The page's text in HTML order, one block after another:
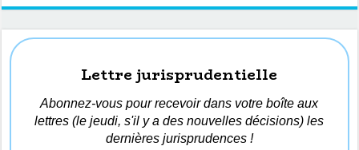
Lettre jurisprudentielle
Abonnez-vous pour recevoir dans votre boîte aux
lettres (le jeudi, s'il y a des nouvelles décisions) les
dernières jurisprudences !